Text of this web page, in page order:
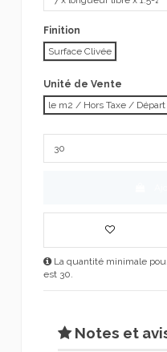
Finition
Surface Clivée
Unité de Vente
le m2 / Hors Taxe /
La quantité minimale
est 30.
Notes et